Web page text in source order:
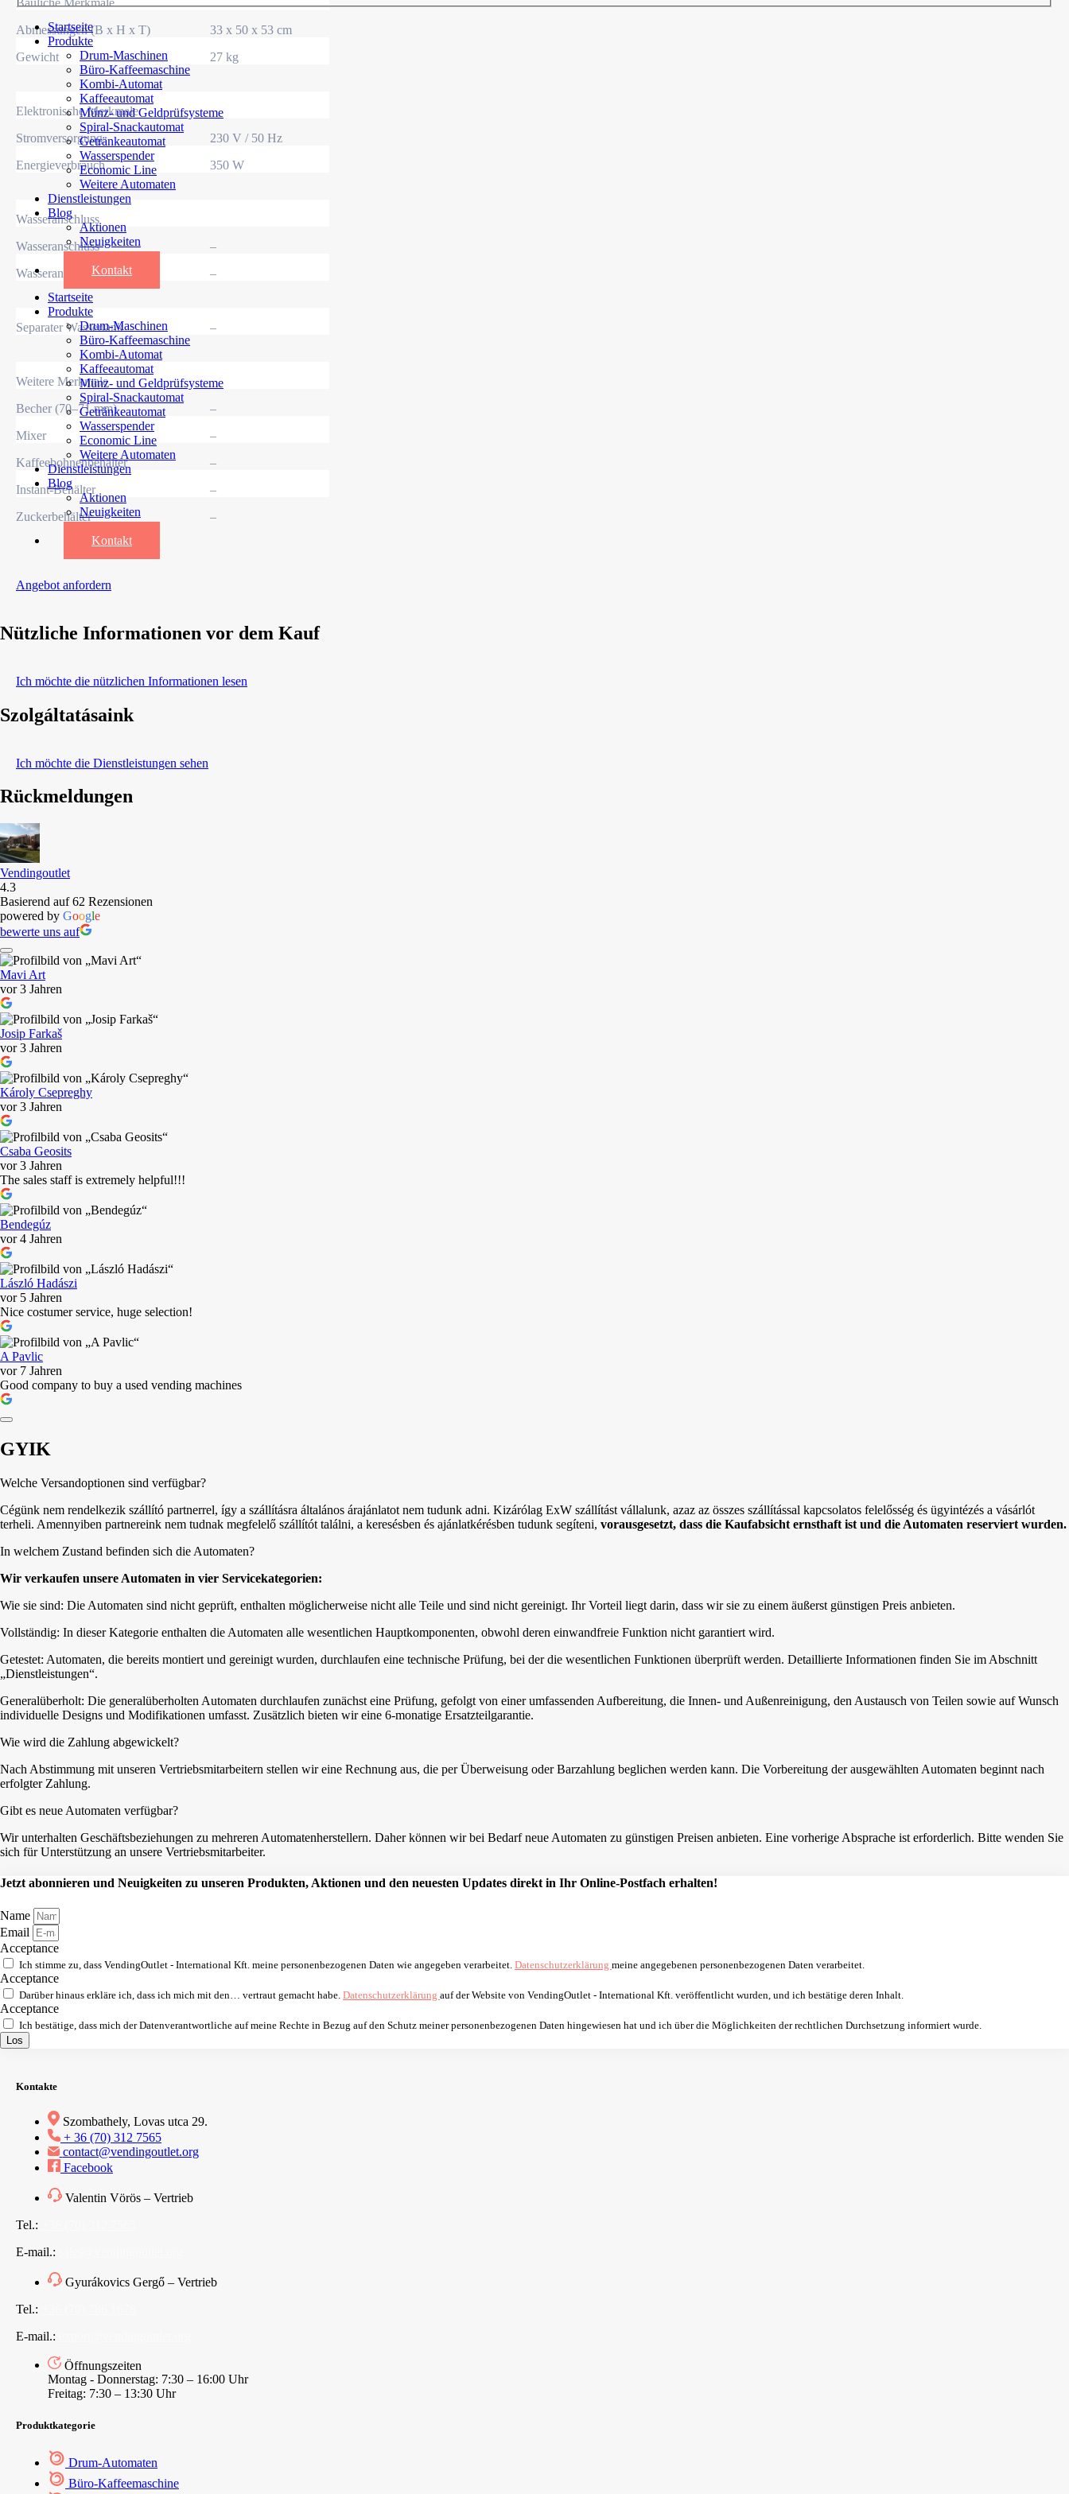
Startseite
Produkte
Drum-Maschinen
Büro-Kaffeemaschine
Kombi-Automat
Kaffeeautomat
Münz- und Geldprüfsysteme
Spiral-Snackautomat
Getränkeautomat
Wasserspender
Economic Line
Weitere Automaten
Dienstleistungen
Blog
Aktionen
Neuigkeiten
Informationen
Kontakt
Startseite
Produkte
Drum-Maschinen
Büro-Kaffeemaschine
Kombi-Automat
Kaffeeautomat
Münz- und Geldprüfsysteme
Spiral-Snackautomat
Getränkeautomat
Wasserspender
Economic Line
Weitere Automaten
Dienstleistungen
Blog
Aktionen
Neuigkeiten
Informationen
Kontakt
Bauliche Merkmale
Abmessungen (B x H x T)
33 x 50 x 53 cm
Gewicht
27 kg
Elektronische Merkmale
Stromversorgung
230 V / 50 Hz
Energieverbrauch
350 W
Wasseranschluss
Wasseranschluss
–
Wasseranschluss
–
Separater Wassertank –
Weitere Merkmale
Becher (70–71 mm)
–
Mixer
–
Kaffeebohnenbehälter
–
Instant-Behälter
–
Zuckerbehälter
–
Angebot anfordern
Nützliche Informationen vor dem Kauf
Ich möchte die nützlichen Informationen lesen
Szolgáltatásaink
Ich möchte die Dienstleistungen sehen
Rückmeldungen
Vendingoutlet
4.3
Basierend auf 62 Rezensionen
powered by Google
bewerte uns auf
Mavi Art
vor 3 Jahren
Josip Farkaš
vor 3 Jahren
Károly Csepreghy
vor 3 Jahren
Csaba Geosits
vor 3 Jahren
The sales staff is extremely helpful!!!
Bendegúz
vor 4 Jahren
László Hadászi
vor 5 Jahren
Nice costumer service, huge selection!
A Pavlic
vor 7 Jahren
Good company to buy a used vending machines
GYIK
Welche Versandoptionen sind verfügbar?
Cégünk nem rendelkezik szállító partnerrel, így a szállításra általános árajánlatot nem tudunk adni. Kizárólag ExW szállítást vállalunk, azaz az összes szállítással kapcsolatos felelősség és ügyintézés a vásárlót
terheli. Amennyiben partnereink nem tudnak megfelelő szállítót találni, a keresésben és ajánlatkérésben tudunk segíteni, vorausgesetzt, dass die Kaufabsicht ernsthaft ist und die Automaten reserviert wurden.
In welchem Zustand befinden sich die Automaten?
Wir verkaufen unsere Automaten in vier Servicekategorien:
Wie sie sind: Die Automaten sind nicht geprüft, enthalten möglicherweise nicht alle Teile und sind nicht gereinigt. Ihr Vorteil liegt darin, dass wir sie zu einem äußerst günstigen Preis anbieten.
Vollständig: In dieser Kategorie enthalten die Automaten alle wesentlichen Hauptkomponenten, obwohl deren einwandfreie Funktion nicht garantiert wird.
Getestet: Automaten, die bereits montiert und gereinigt wurden, durchlaufen eine technische Prüfung, bei der die wesentlichen Funktionen überprüft werden. Detaillierte Informationen finden Sie im Abschnitt
„Dienstleistungen“.
Generalüberholt: Die generalüberholten Automaten durchlaufen zunächst eine Prüfung, gefolgt von einer umfassenden Aufbereitung, die Innen- und Außenreinigung, den Austausch von Teilen sowie auf Wunsch
individuelle Designs und Modifikationen umfasst. Zusätzlich bieten wir eine 6-monatige Ersatzteilgarantie.
Wie wird die Zahlung abgewickelt?
Nach Abstimmung mit unseren Vertriebsmitarbeitern stellen wir eine Rechnung aus, die per Überweisung oder Barzahlung beglichen werden kann. Die Vorbereitung der ausgewählten Automaten beginnt nach
erfolgter Zahlung.
Gibt es neue Automaten verfügbar?
Wir unterhalten Geschäftsbeziehungen zu mehreren Automatenherstellern. Daher können wir bei Bedarf neue Automaten zu günstigen Preisen anbieten. Eine vorherige Absprache ist erforderlich. Bitte wenden Sie
sich für Unterstützung an unsere Vertriebsmitarbeiter.
Jetzt abonnieren und Neuigkeiten zu unseren Produkten, Aktionen und den neuesten Updates direkt in Ihr Online-Postfach erhalten!
Name
Email
Acceptance
Ich stimme zu, dass VendingOutlet - International Kft. meine personenbezogenen Daten wie angegeben verarbeitet. Datenschutzerklärung meine angegebenen personenbezogenen Daten verarbeitet.
Acceptance
Darüber hinaus erkläre ich, dass ich mich mit den… vertraut gemacht habe. Datenschutzerklärung auf der Website von VendingOutlet - International Kft. veröffentlicht wurden, und ich bestätige deren Inhalt.
Acceptance
Ich bestätige, dass mich der Datenverantwortliche auf meine Rechte in Bezug auf den Schutz meiner personenbezogenen Daten hingewiesen hat und ich über die Möglichkeiten der rechtlichen Durchsetzung informiert wurde.
Los
Kontakte
Szombathely, Lovas utca 29.
+ 36 (70) 312 7565
contact@vendingoutlet.org
Facebook
Valentin Vörös – Vertrieb
Tel.:
E-mail.:
Gyurákovics Gergő – Vertrieb
Tel.:
E-mail.:
Öffnungszeiten
Montag - Donnerstag: 7:30 – 16:00 Uhr
Freitag: 7:30 – 13:30 Uhr
Produktkategorie
Drum-Automaten
Büro-Kaffeemaschine